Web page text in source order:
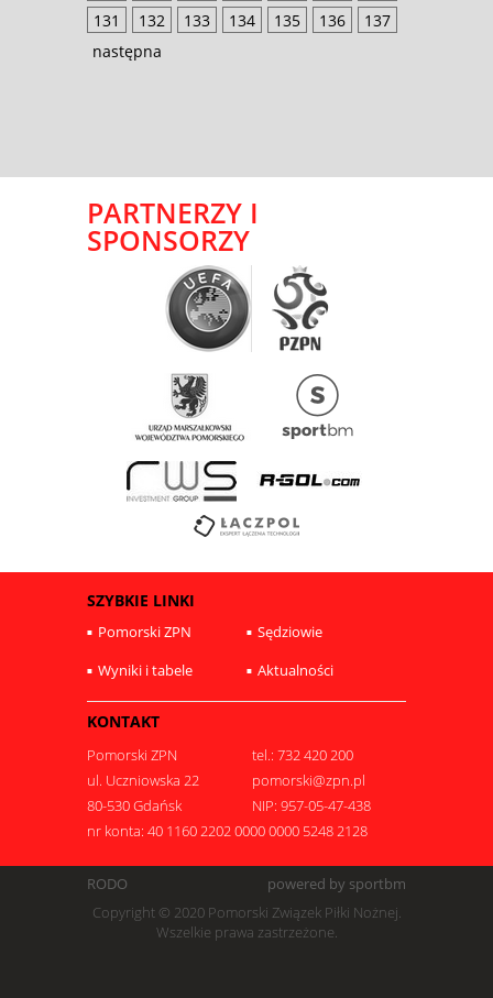
131
132 133 134 135 136
137
następna
PARTNERZY I
SPONSORZY
SZYBKIE LINKI
Pomorski ZPN
Sędziowie
Wyniki i tabele
Aktualności
KONTAKT
Pomorski ZPN
tel.: 732 420 200
ul. Uczniowska 22
pomorski@zpn.pl
80-530 Gdańsk
NIP: 957-05-47-438
nr konta: 40 1160 2202 0000 0000 5248 2128
RODO
powered by sportbm
Copyright © 2020 Pomorski Związek Piłki Nożnej.
Wszelkie prawa zastrzeżone.